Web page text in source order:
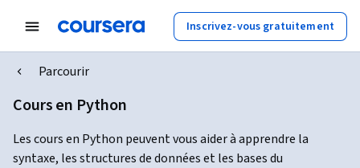
Inscrivez-vous gratuitement
Parcourir
Cours en Python
Les cours en Python peuvent vous aider à apprendre la
syntaxe, les structures de données et les bases du